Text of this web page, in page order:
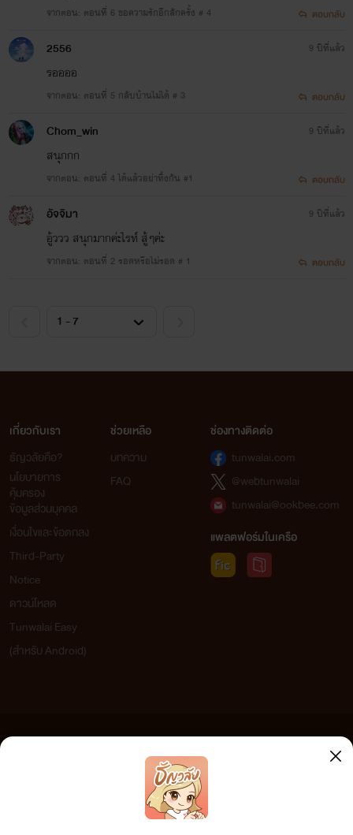
จากตอน: ตอนที่ 6 ขอความรักอีกสักครั้ง # 4 ตอบกลับ
2556
รออออ
จากตอน: ตอนที่ 5 กลับบ้านไม่ได้ # 3
9 ปีที่แล้ว
ตอบกลับ
Chom_win
สนุกกก
จากตอน: ตอนที่ 4 ได้แล้วอย่าทิ้งกัน #1
9 ปีที่แล้ว
ตอบกลับ
อัจจิมา
อู้ววว สนุกมากค่ะไรท์ สู้ๆค่ะ
จากตอน: ตอนที่ 2 รอดหรือไม่รอด # 1
9 ปีที่แล้ว
ตอบกลับ
เกี่ยวกับเรา
ธัญวลัยคือ?
นโยบายการ
คุ้มครอง
ข้อมูลส่วนบุคคล
เงื่อนไขและข้อตกลง
Third-Party
Notice
ดาวน์โหลด
Tunwalai Easy
(สำหรับ Android)
ช่วยเหลือ
บทความ
FAQ
ช่องทางติดต่อ
tunwalai.com
@webtunwalai
tunwalai@ookbee.com
แพลตฟอร์มในเครือ
เว็บไซต์แห่งนี้ไม่ได้เห็นด้วยและไม่ขอรับผิดชอบต่อข้อความใดๆ ทั้งสิ้น ดังนั้นผู้อ่านทุกท่านโปรดใช้
วิจารณญาณในการกลั่นกรองด้วยตนเอง และหากท่านพบข้อความใดๆ ที่ขัดต่อกฎหมายและศีลธรรม
กรุณาแจ้งมาที่ tunwalai@ookbee.com เพื่อทีมงานจะได้ดำเนินการในทันที ทั้งนี้ ทางเว็บไซต์ขอสงวน
ลิขสิทธิ์ตามพระราชบัญญัติลิขสิทธิ์ (ฉบับเพิ่มเติม) พ.ศ.2558